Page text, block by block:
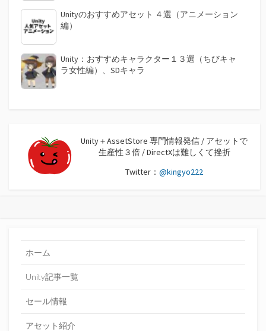
Unityのおすすめアセット ４選（アニメーション
編）
Unity：おすすめキャラクター１３選（ちびキャ
ラ女性編）、SDキャラ
Unity＋AssetStore 専門情報発信 / アセットで
生産性３倍 / DirectXは難しくて挫折
Twitter： @kingyo222
ホーム
Unity記事一覧
セール情報
アセット紹介